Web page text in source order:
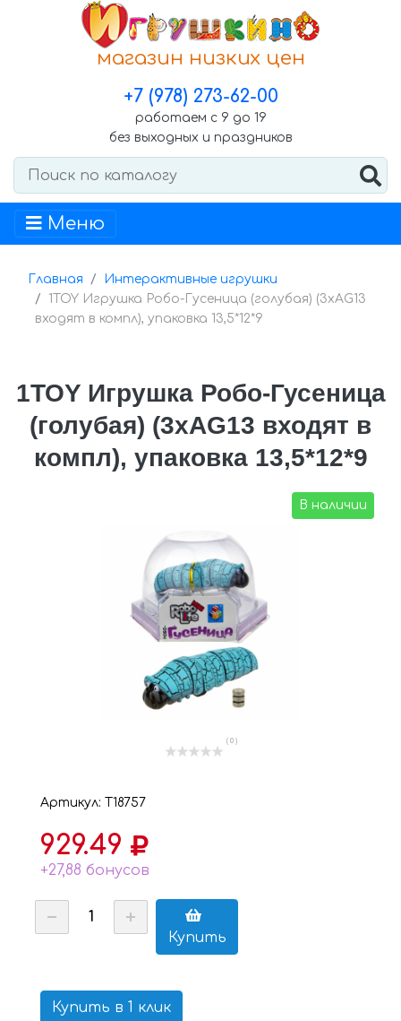
магазин низких цен
+7 (978) 273-62-00
работаем с 9 до 19
без выходных и праздников
Меню
Главная
Интерактивные игрушки
1TOY Игрушка Робо-Гусеница (голубая) (3хAG13
входят в компл), упаковка 13,5*12*9
1TOY Игрушка Робо-Гусеница
(голубая) (3хAG13 входят в
компл), упаковка 13,5*12*9
В наличии
( 0 )
Артикул: Т18757
929.49
+27,88 бонусов
Купить
Купить в 1 клик